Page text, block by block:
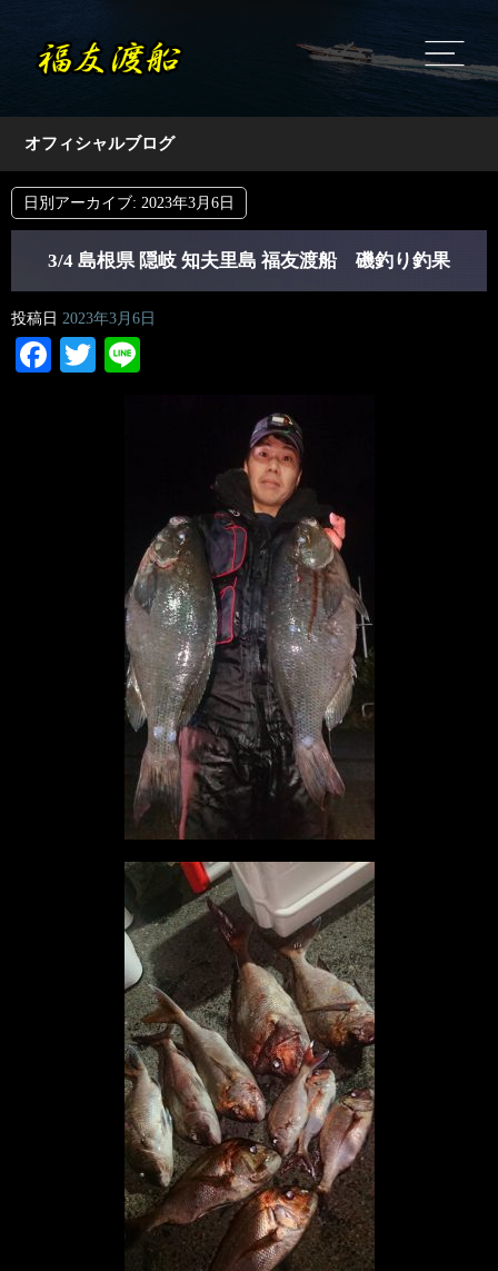
オフィシャルブログ
日別アーカイブ: 2023年3月6日
3/4 島根県 隠岐 知夫里島 福友渡船 磯釣り釣果
投稿日 2023年3月6日
Facebook
Twitter